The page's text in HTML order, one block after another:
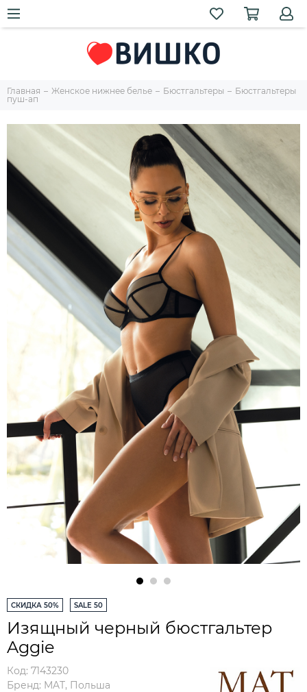
Главная Женское нижнее белье Бюстгальтеры
Бюстгальтеры
пуш-ап
СКИДКА 50% SALE 50
Изящный черный бюстгальтер
Aggie
Код: 7143230
Бренд: MAT, Польша